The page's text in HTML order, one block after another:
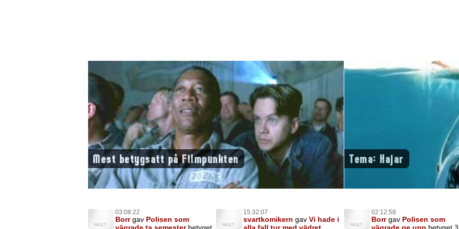
Mest betygsatt på Filmpunkten Tema: Hajar
03:08:22
Borrgav Polisen som
vägrade ta semester betyget
15:32:07
svartkomikern gav Vi hade i
alla fall tur med vädret
02:12:58
Borrgav Polisen som
vägrade ge upp betyget